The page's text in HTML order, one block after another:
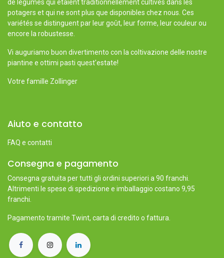
de légumes qui étaient traditionnellement cultivés dans les
potagers et qui ne sont plus que disponibles chez nous. Ces
variétés se distinguent par leur goût, leur forme, leur couleur ou
encore la robustesse.
Vi auguriamo buon divertimento con la coltivazione delle nostre
piantine e ottimi pasti quest'estate!
Votre famille Zollinger
Aiuto e contatto
FAQ e contatti
Consegna e pagamento
Consegna gratuita per tutti gli ordini superiori a 90 franchi.
Altrimenti le spese di spedizione e imballaggio costano 9,95
franchi.
Pagamento tramite Twint, carta di credito o fattura.